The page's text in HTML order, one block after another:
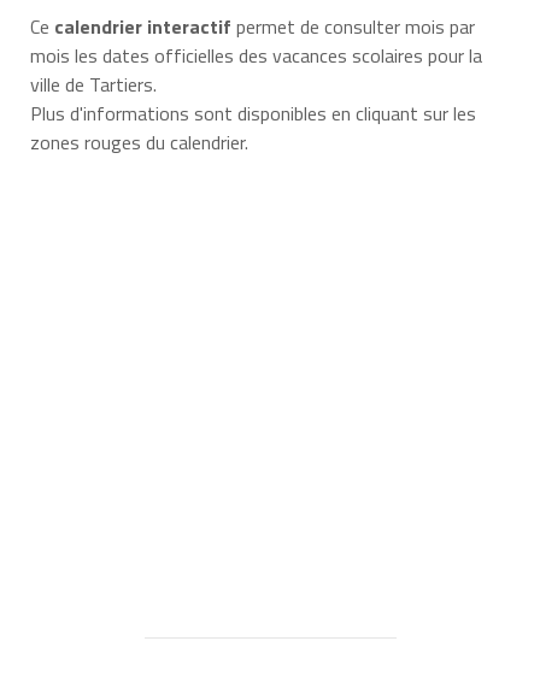
Ce calendrier interactif permet de consulter mois par
mois les dates officielles des vacances scolaires pour la
ville de Tartiers.
Plus d'informations sont disponibles en cliquant sur les
zones rouges du calendrier.